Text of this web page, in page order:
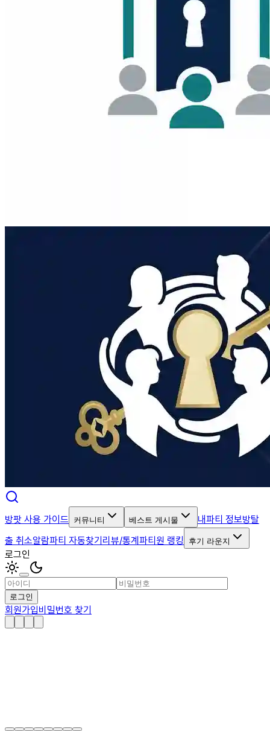
방팟 사용 가이드 커뮤니티 베스트 게시물 내파티 정보방탈
출 취소알람파티 자동찾기리뷰/통계파티원 랭킹 후기 라운지
로그인
로그인
회원가입비밀번호 찾기